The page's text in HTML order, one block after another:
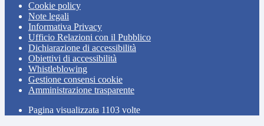
Cookie policy
Note legali
Informativa Privacy
Ufficio Relazioni con il Pubblico
Dichiarazione di accessibilità
Obiettivi di accessibilità
Whistleblowing
Gestione consensi cookie
Amministrazione trasparente
Pagina visualizzata 1103 volte